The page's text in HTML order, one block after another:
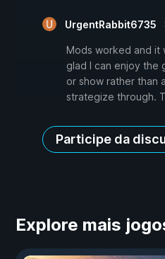
UrgentRabbit6735
Mods worked and it
glad I can enjoy the
or show rather than
strategize through.
Participe da
Explore mais